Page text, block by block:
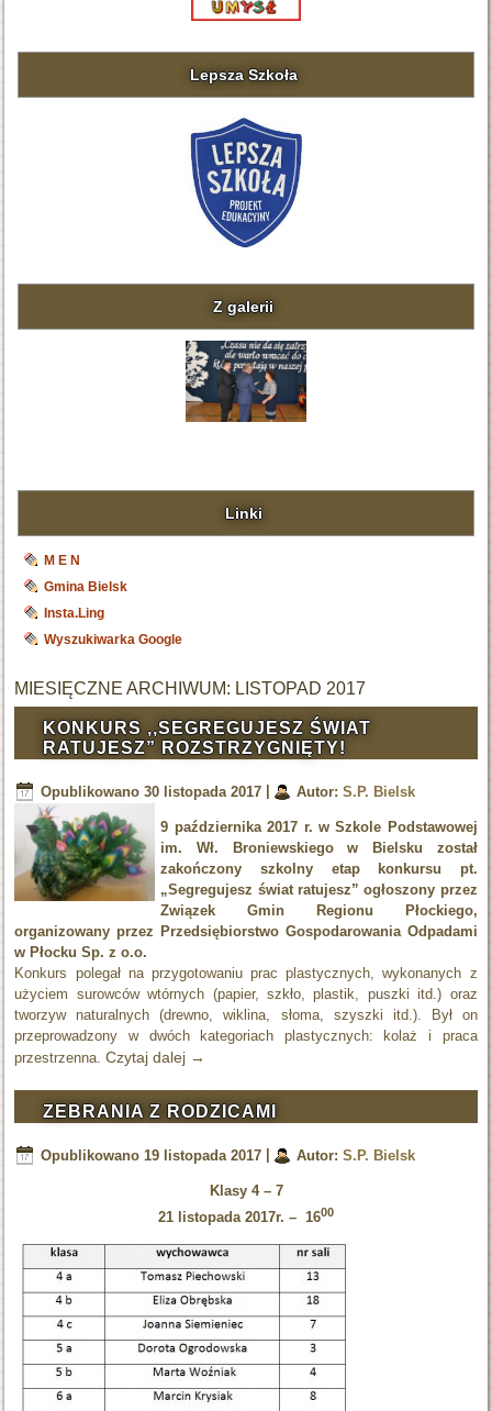
Lepsza Szkoła
Z galerii
Linki
M E N
Gmina Bielsk
Insta.Ling
Wyszukiwarka Google
MIESIĘCZNE ARCHIWUM: LISTOPAD 2017
KONKURS ,,SEGREGUJESZ ŚWIAT
RATUJESZ” ROZSTRZYGNIĘTY!
Opublikowano 30 listopada 2017 Autor: S.P. Bielsk
9 października 2017 r. w Szkole Podstawowej
im. Wł. Broniewskiego w Bielsku został
zakończony szkolny etap konkursu pt.
„Segregujesz świat ratujesz” ogłoszony przez
Związek Gmin Regionu Płockiego,
organizowany przez Przedsiębiorstwo Gospodarowania Odpadami
w Płocku Sp. z o.o.
Konkurs polegał na przygotowaniu prac plastycznych, wykonanych z
użyciem surowców wtórnych (papier, szkło, plastik, puszki itd.) oraz
tworzyw naturalnych (drewno, wiklina, słoma, szyszki itd.). Był on
przeprowadzony w dwóch kategoriach plastycznych: kolaż i praca
przestrzenna.Czytaj dalej →
ZEBRANIA Z RODZICAMI
Opublikowano 19 listopada 2017 Autor: S.P. Bielsk
Klasy 4 – 7
21 listopada 2017r. – 1600